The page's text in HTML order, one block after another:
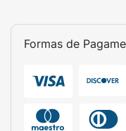
circulação
Qualquer uso
orientação de
Formas de